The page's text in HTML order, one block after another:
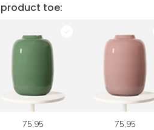
toe:
75,95 75,95